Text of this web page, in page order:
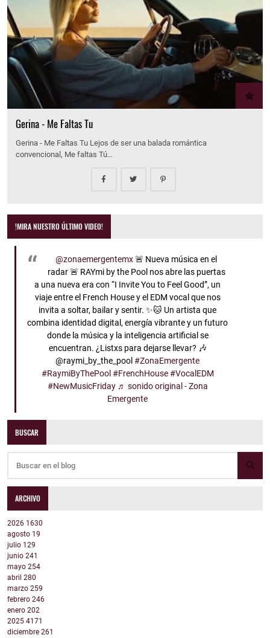
Gerina - Me Faltas Tu
Gerina - Me Faltas Tu Lejos de ser una balada romántica
convencional, Me faltas Tú…
!MIRA NUESTRO ÚLTIMO VIDEO!
@zonaemergentemx🚨 Nueva música en el
radar 🚨 RAYmi by the Pool nos abre las puertas
a una nueva era con “I Invite You to Feel Good”, un
viaje entre el French House y el EDM vocal que nos
invita a soltar, bailar y sentir. ✨🐱 Un artista que
combina identidad digital, energía vibrante y un futuro
donde la música y la inteligencia artificial se
encuentran. ¿Listxs para dejarse llevar? 🎶
@raymi_by_the_pool#ZonaEmergente
#RaymiByThePool #FrenchHouse #VocalEDM
#NewMusicFriday ♬ sonido original - Zona
Emergente
BUSCAR
ARCHIVO
2026 1630
agosto 19
julio 129
junio 241
mayo 254
abril 280
marzo 259
febrero 246
enero 202
2025 4171
diciembre 261